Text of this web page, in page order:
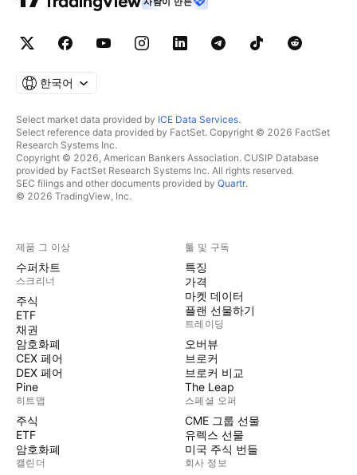
한국어
Select market data provided by ICE Data Services.
Select reference data provided by FactSet. Copyright © 2026 FactSet
Research Systems Inc.
Copyright © 2026, American Bankers Association. CUSIP Database
provided by FactSet Research Systems Inc. All rights reserved.
SEC filings and other documents provided by Quartr.
© 2026 TradingView, Inc.
제품 그 이상
수퍼차트
스크리너
주식
ETF
채권
암호화폐
CEX 페어
DEX 페어
Pine
히트맵
주식
ETF
암호화폐
캘린더
툴 및 구독
특징
가격
마켓 데이터
플랜 선물하기
트레이딩
오버뷰
브로커
브로커 비교
The Leap
스페셜 오퍼
CME 그룹 선물
유렉스 선물
미국 주식 번들
회사 정보